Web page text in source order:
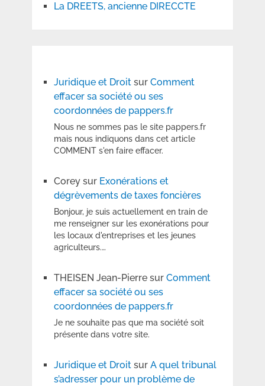
La DREETS, ancienne DIRECCTE
Juridique et Droitsur Comment
effacer sa société ou ses
coordonnées de pappers.fr
Nous ne sommes pas le site pappers.fr
mais nous indiquons dans cet article
COMMENT s'en faire effacer.
Coreysur Exonérations et
dégrèvements de taxes foncières
Bonjour, je suis actuellement en train de
me renseigner sur les exonérations pour
les locaux d'entreprises et les jeunes
agriculteurs.…
THEISEN Jean-Pierresur Comment
effacer sa société ou ses
coordonnées de pappers.fr
Je ne souhaite pas que ma société soit
présente dans votre site.
Juridique et Droitsur A quel tribunal
s’adresser pour un problème de